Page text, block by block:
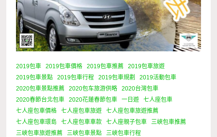
2019包車 2019包車價格 2019包車推薦
2019包車旅遊
2019包車景點
2019包車行程 2019包車規劃
2019活動包車
2020包車景點推薦
2020包车旅游供略
2020台灣包車
2020春節台北包車
2020花蓮春節包車 一日遊
七人座包車
七人座包車價格
七人座包車旅遊
七人座包車旅遊推薦
七人座包車環島
七人座包車車款 七人座親子包車
三峽包車推薦
三峽包車旅遊推薦
三峽包車景點
三峽包車行程